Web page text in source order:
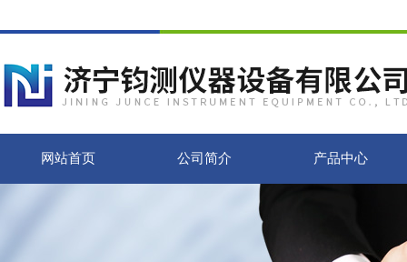
网站首页 公司简介 产品中心